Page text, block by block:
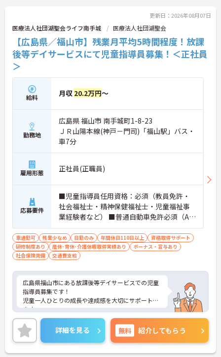
更新日：2026年08月07日
医療法人社団湖聖会ライフ南手城 医療法人社団湖聖会
【広島県／福山市】残業月平均5時間程度！放課
後等デイサービスにて児童指導員募集！＜正社員
＞
給料 月収 20.2万円～
勤務地
広島県 福山市 南手城町1-8-23
ＪＲ山陽本線(神戸－門司)「福山駅」バス・
車7分
雇用形態 正社員(正職員)
応募要件
■児童指導員任用資格：必須（教員免許・
社会福祉士・精神保健福祉士・児童福祉事
業経験者など） ■普通自動車免許必須（AT
限定可） ■経験不問 ■社会福祉学・心理
学・教育学・社会学のいずれかの学科を卒
業
車通勤可 残業少なめ 日勤のみ 年間休日110日以上
資格取得サポート
研修制度あり
産休･育休･介護休暇取得実績あり
ボーナス・賞与あり
社会保険完備
交通費支給
広島県福山市にある放課後等デイサービスでの児童
指導員募集です！
児童一人ひとりの成長や達成感を大切にサポートし
ます。
賞与・昇給実績あり、ワークライフバランスも良好
です。
地域に根ざした福祉グループが母体で、中途入社の
方も安心してスタートできます。ご興味がある方
は、ご面接のポイントをお伝えしますので、お気軽
詳細を見る 無料 紹介してもらう